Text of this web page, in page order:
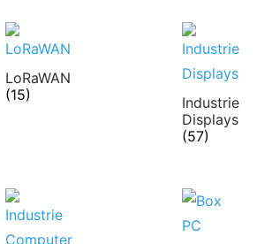
LoRaWAN
(15)
Industrie
Displays
(57)